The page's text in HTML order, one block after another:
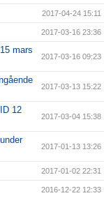
2017-04-24 15:11
2017-03-16 23:36
mars
2017-03-16 09:23
2017-03-13 15:22
12
2017-03-04 15:38
2017-01-13 13:26
2017-01-02 22:31
2016-12-22 12:33